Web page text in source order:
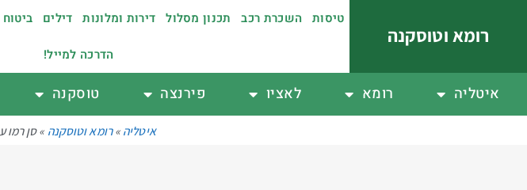
רומא וטוסקנה
טיסות השכרת רכב תכנון מסלול דירות ומלונות דילים
הדרכה למייל!
איטליה רומא לאציו פירנצה טוסקנה
איטליה »רומא וטוסקנה »סן רמו